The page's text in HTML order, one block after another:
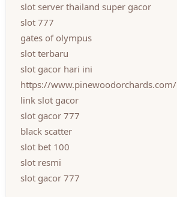
slot server thailand super gacor
slot 777
gates of olympus
slot terbaru
slot gacor hari ini
https://www.pinewoodorchards.com/
link slot gacor
slot gacor 777
black scatter
slot bet 100
slot resmi
slot gacor 777